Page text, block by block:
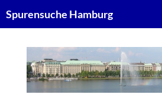
Inhalt
Spurensuche Hamburg